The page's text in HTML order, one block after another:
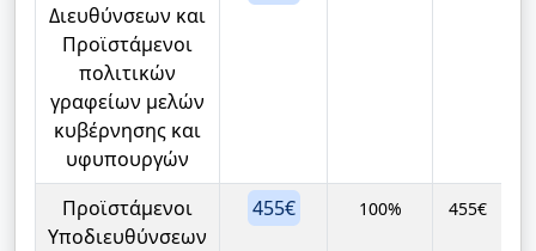
Διευθύνσεων και
Προϊστάμενοι
πολιτικών
γραφείων μελών
κυβέρνησης και
υφυπουργών
Προϊστάμενοι
Υποδιευθύνσεων
455€ 100% 455€